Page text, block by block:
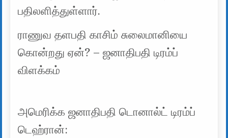
பதிலளித்துள்ளார்.
ராணுவ தளபதி காசிம் சுலைமானியை
கொன்றது ஏன்? – ஜனாதிபதி டிரம்ப்
விளக்கம்
அமெரிக்க ஜனாதிபதி டொனால்ட் டிரம்ப்
டெஹ்ரான்: